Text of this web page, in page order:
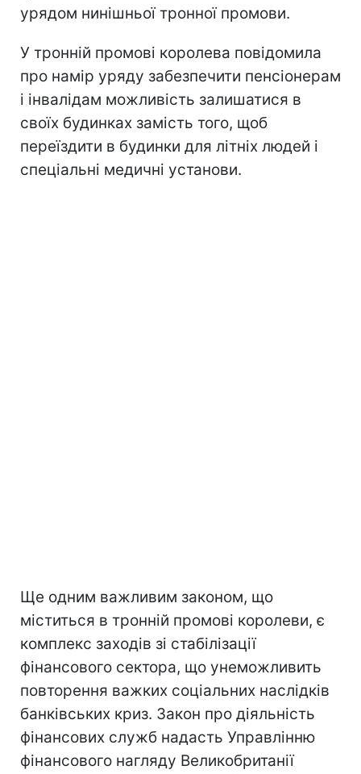
урядом нинішньої тронної промови.
У тронній промові королева повідомила
про намір уряду забезпечити пенсіонерам
і інвалідам можливість залишатися в
своїх будинках замість того, щоб
переїздити в будинки для літніх людей і
спеціальні медичні установи.
Ще одним важливим законом, що
міститься в тронній промові королеви, є
комплекс заходів зі стабілізації
фінансового сектора, що унеможливить
повторення важких соціальних наслідків
банківських криз. Закон про діяльність
фінансових служб надасть Управлінню
фінансового нагляду Великобританії